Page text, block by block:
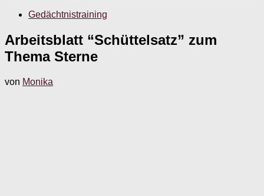
Gedächtnistraining
Arbeitsblatt “Schüttelsatz” zum
Thema Sterne
von Monika